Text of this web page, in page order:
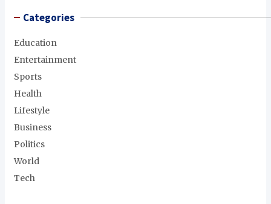
Categories
Education
Entertainment
Sports
Health
Lifestyle
Business
Politics
World
Tech